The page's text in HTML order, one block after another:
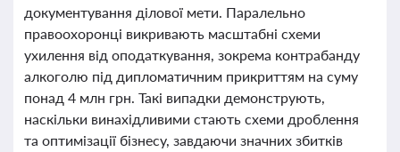
документування ділової мети. Паралельно
правоохоронці викривають масштабні схеми
ухилення від оподаткування, зокрема контрабанду
алкоголю під дипломатичним прикриттям на суму
понад 4 млн грн. Такі випадки демонструють,
наскільки винахідливими стають схеми дроблення
та оптимізації бізнесу, завдаючи значних збитків